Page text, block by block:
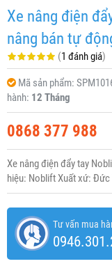
Xe nâng điện
nâng bán tự
(1 đánh giá)
Mã sản phẩm:
hành: 12 Tháng
0868 377 988
Xe nâng điện đẩy tay
hiệu: Noblift Xuất xứ: Đức
Tư vấn mua